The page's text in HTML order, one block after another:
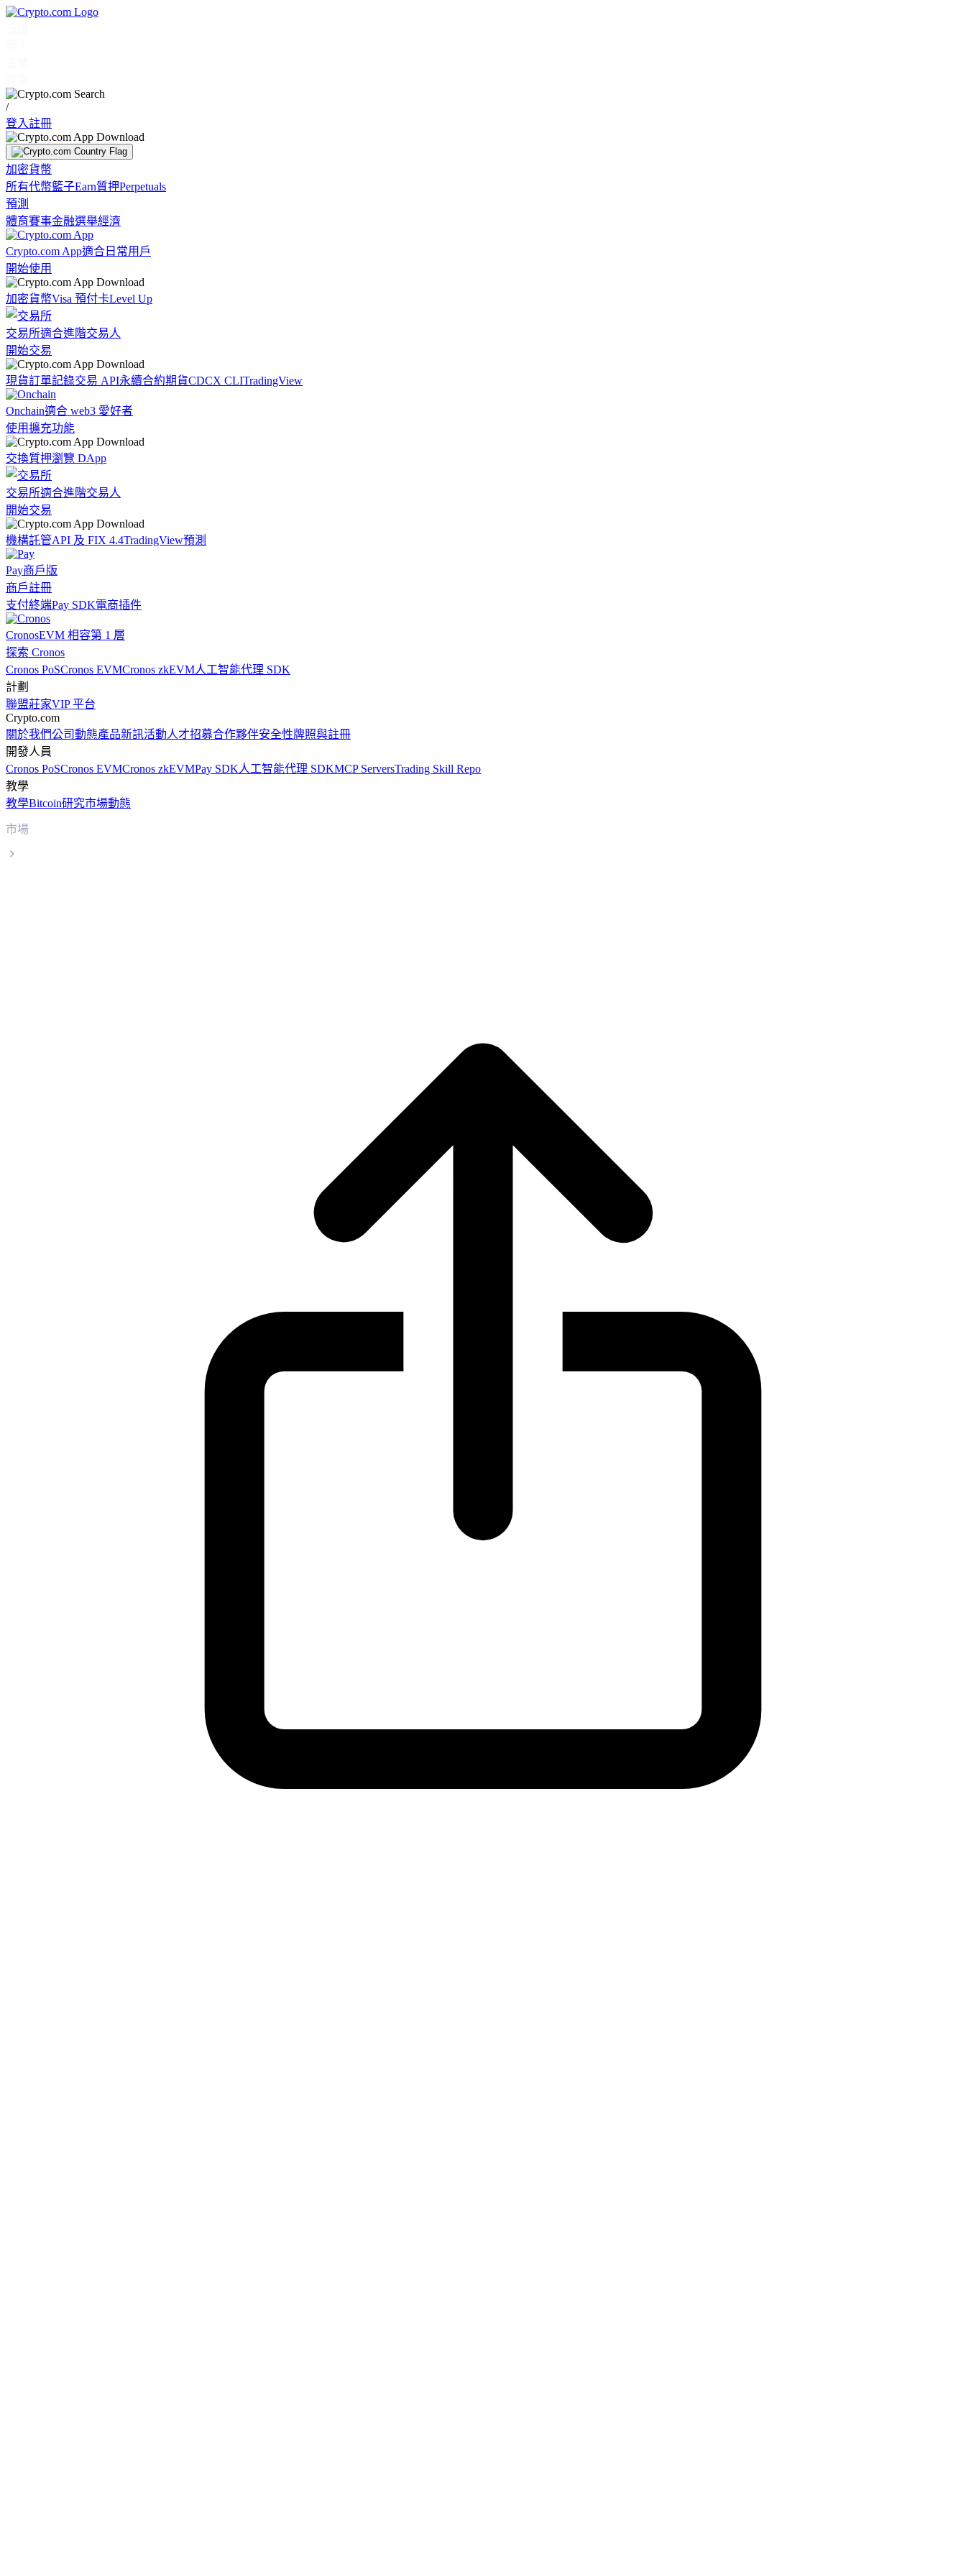
/
登入註冊
加密貨幣
所有代幣籃子Earn質押Perpetuals
預測
體育賽事金融選舉經濟
Crypto.com App適合日常用戶
開始使用
加密貨幣Visa 預付卡Level Up
交易所適合進階交易人
開始交易
現貨訂單記錄交易 API永續合約期貨CDCX CLITradingView
Onchain適合 web3 愛好者
使用擴充功能
交換質押瀏覽 DApp
交易所適合進階交易人
開始交易
機構託管API 及 FIX 4.4TradingView預測
Pay商戶版
商戶註冊
支付終端Pay SDK電商插件
CronosEVM 相容第 1 層
探索 Cronos
Cronos PoSCronos EVMCronos zkEVM人工智能代理 SDK
計劃
聯盟莊家VIP 平台
Crypto.com
關於我們公司動態產品新訊活動人才招募合作夥伴安全性牌照與註冊
開發人員
Cronos PoSCronos EVMCronos zkEVMPay SDK人工智能代理 SDKMCP ServersTrading Skill Repo
教學
教學Bitcoin研究市場動態
市場